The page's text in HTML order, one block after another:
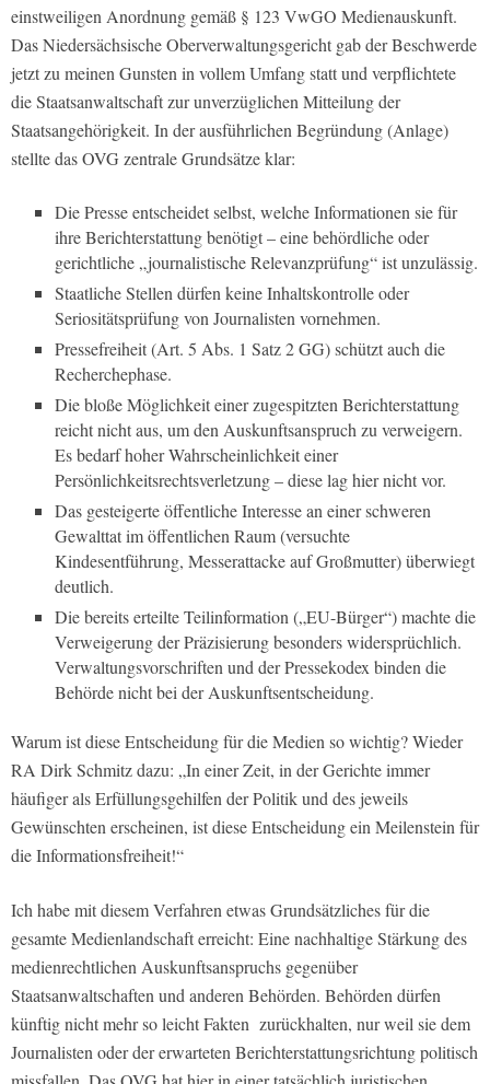
einstweiligen Anordnung gemäß § 123 VwGO Medienauskunft.
Das Niedersächsische Oberverwaltungsgericht gab der Beschwerde
jetzt zu meinen Gunsten in vollem Umfang statt und verpflichtete
die Staatsanwaltschaft zur unverzüglichen Mitteilung der
Staatsangehörigkeit. In der ausführlichen Begründung (Anlage)
stellte das OVG zentrale Grundsätze klar:
Die Presse entscheidet selbst, welche Informationen sie für
ihre Berichterstattung benötigt – eine behördliche oder
gerichtliche „journalistische Relevanzprüfung“ ist unzulässig.
Staatliche Stellen dürfen keine Inhaltskontrolle oder
Seriositätsprüfung von Journalisten vornehmen.
Pressefreiheit (Art. 5 Abs. 1 Satz 2 GG) schützt auch die
Recherchephase.
Die bloße Möglichkeit einer zugespitzten Berichterstattung
reicht nicht aus, um den Auskunftsanspruch zu verweigern.
Es bedarf hoher Wahrscheinlichkeit einer
Persönlichkeitsrechtsverletzung – diese lag hier nicht vor.
Das gesteigerte öffentliche Interesse an einer schweren
Gewalttat im öffentlichen Raum (versuchte
Kindesentführung, Messerattacke auf Großmutter) überwiegt
deutlich.
Die bereits erteilte Teilinformation („EU-Bürger“) machte die
Verweigerung der Präzisierung besonders widersprüchlich.
Verwaltungsvorschriften und der Pressekodex binden die
Behörde nicht bei der Auskunftsentscheidung.
Warum ist diese Entscheidung für die Medien so wichtig? Wieder
RA Dirk Schmitz dazu: „In einer Zeit, in der Gerichte immer
häufiger als Erfüllungsgehilfen der Politik und des jeweils
Gewünschten erscheinen, ist diese Entscheidung ein Meilenstein für
die Informationsfreiheit!“
Ich habe mit diesem Verfahren etwas Grundsätzliches für die
gesamte Medienlandschaft erreicht: Eine nachhaltige Stärkung des
medienrechtlichen Auskunftsanspruchs gegenüber
Staatsanwaltschaften und anderen Behörden. Behörden dürfen
künftig nicht mehr so leicht Fakten zurückhalten, nur weil sie dem
Journalisten oder der erwarteten Berichterstattungsrichtung politisch